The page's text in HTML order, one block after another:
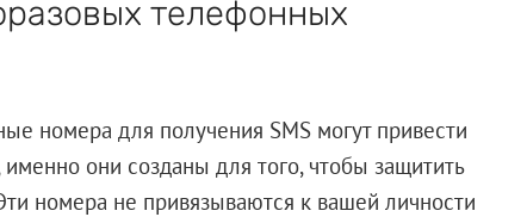
телефонных
номера для получения SMS могут привести
они созданы для того, чтобы защитить
номера не привязываются к вашей личности